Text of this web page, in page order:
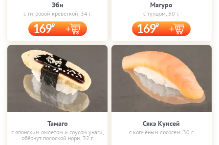
Эби
с тигровой креветкой, 34 г.
169
Магуро
с тунцом, 30 г.
169
Тамаго
с японским омлетом и соусом унаги,
обёрнут полоской нори, 32 г.
Сякэ Кунсей
с копчёным лососем, 30 г.